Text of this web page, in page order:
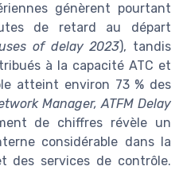
génèrent pourtant
de retard au départ
of delay 2023), tandis
à la capacité ATC et
atteint environ 73 % des
Manager, ATFM Delay
de chiffres révèle un
considérable dans la
des services de contrôle.